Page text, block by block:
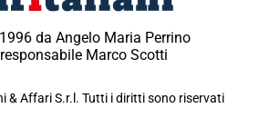
da Angelo Maria Perrino
Marco Scotti
& Affari S.r.l. Tutti i diritti sono riservati